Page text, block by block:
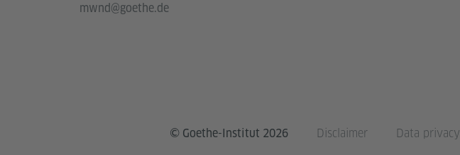
mwnd@goethe.de
© Goethe-Institut 2026 Disclaimer Data privacy